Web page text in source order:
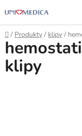
na
obsah
Domov
/ Produkty / klipy /
klipy